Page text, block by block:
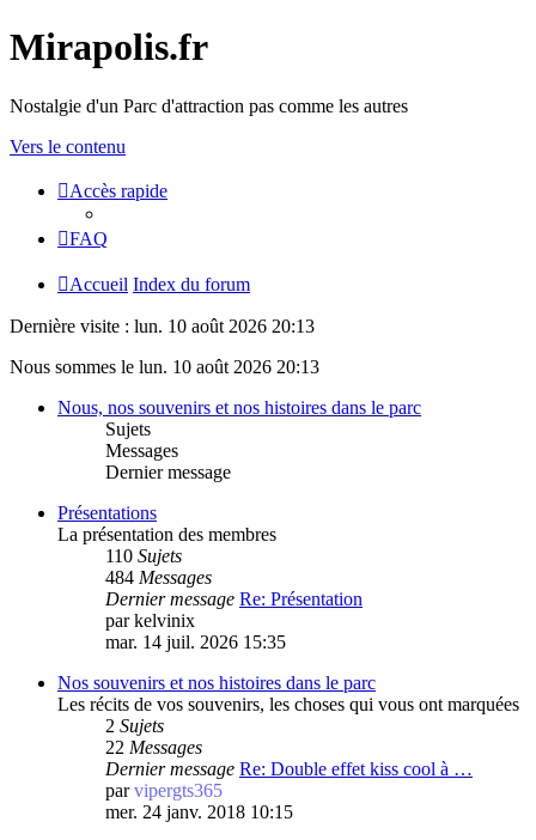
Mirapolis.fr
Nostalgie d'un Parc d'attraction pas comme les autres
Vers le contenu
Accès rapide
FAQ
Accueil Index du forum
Dernière visite : lun. 10 août 2026 20:13
Nous sommes le lun. 10 août 2026 20:13
Nous, nos souvenirs et nos histoires dans le parc
Sujets
Messages
Dernier message
Présentations
La présentation des membres
110 Sujets
484 Messages
Dernier message Re: Présentation
parkelvinix
mar. 14 juil. 2026 15:35
Nos souvenirs et nos histoires dans le parc
Les récits de vos souvenirs, les choses qui vous ont marquées
2 Sujets
22 Messages
Dernier message Re: Double effet kiss cool à …
parvipergts365
mer. 24 janv. 2018 10:15